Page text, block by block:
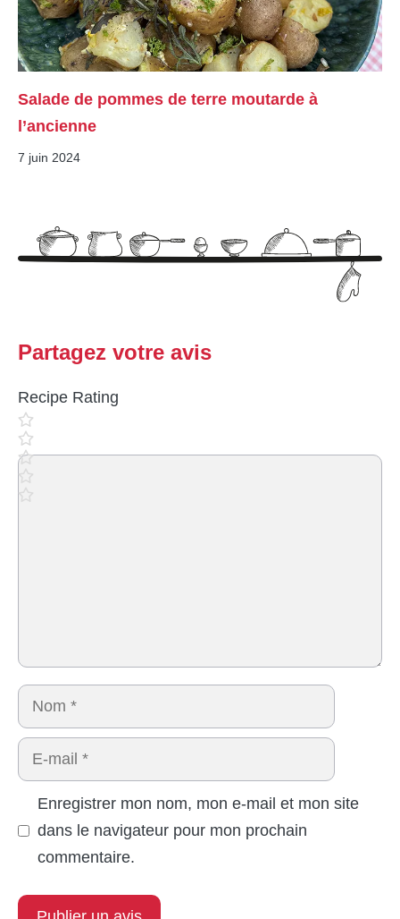
Salade de pommes de terre moutarde à
l’ancienne
7 juin 2024
Partagez votre avis
Recipe Rating
Commentaire
Nom
E-
mail
Enregistrer mon nom, mon e-mail et mon site
dans le navigateur pour mon prochain
commentaire.